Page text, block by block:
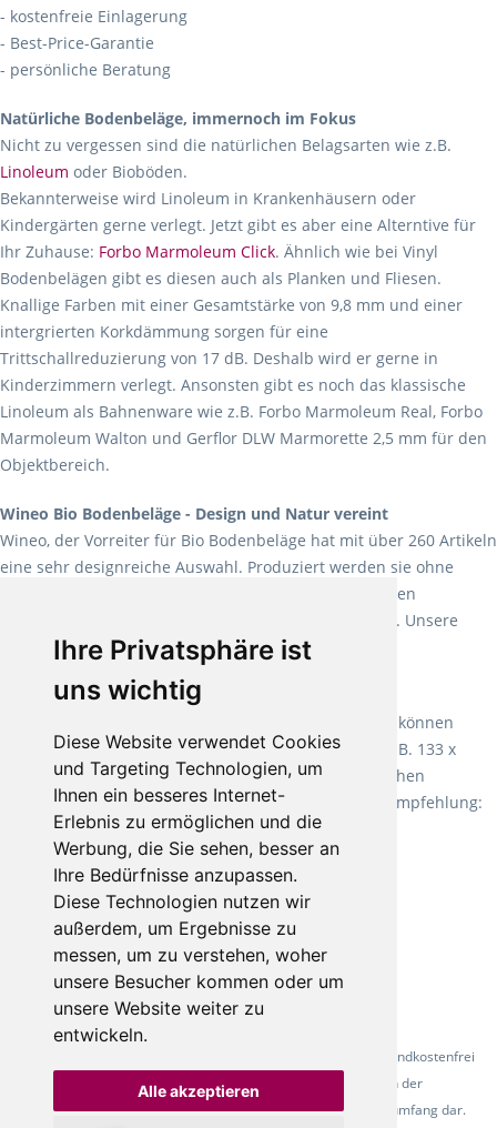
Ihre Privatsphäre ist
uns wichtig
Diese Website verwendet Cookies
und Targeting Technologien, um
Ihnen ein besseres Internet-
Erlebnis zu ermöglichen und die
Werbung, die Sie sehen, besser an
Ihre Bedürfnisse anzupassen.
Diese Technologien nutzen wir
außerdem, um Ergebnisse zu
messen, um zu verstehen, woher
unsere Besucher kommen oder um
unsere Website weiter zu
entwickeln.
Alle akzeptieren
- kostenfreie Einlagerung
- Best-Price-Garantie
- persönliche Beratung
Natürliche Bodenbeläge, immernoch im Fokus
Nicht zu vergessen sind die natürlichen Belagsarten wie z.B.
Linoleum oder Bioböden.
Bekannterweise wird Linoleum in Krankenhäusern oder
Kindergärten gerne verlegt. Jetzt gibt es aber eine Alterntive für
Ihr Zuhause: Forbo Marmoleum Click. Ähnlich wie bei Vinyl
Bodenbelägen gibt es diesen auch als Planken und Fliesen.
Knallige Farben mit einer Gesamtstärke von 9,8 mm und einer
intergrierten Korkdämmung sorgen für eine
Trittschallreduzierung von 17 dB. Deshalb wird er gerne in
Kinderzimmern verlegt. Ansonsten gibt es noch das klassische
Linoleum als Bahnenware wie z.B. Forbo Marmoleum Real, Forbo
Marmoleum Walton und Gerflor DLW Marmorette 2,5 mm für den
Objektbereich.
Wineo Bio Bodenbeläge - Design und Natur vereint
Wineo, der Vorreiter für Bio Bodenbeläge hat mit über 260 Artikeln
eine sehr designreiche Auswahl. Produziert werden sie ohne
Weichmacher und Lösungsmittel. Mit allen verfügbaren
Verlegearten ist er für jegliche Bauvorhaben attraktiv. Unsere
Empfehlung:Wineo 1000 Multi Layer XXL.
Teppiche für ein angenehmes Laufgefühl
machen es schon lange vor. Sie können
Teppich in Ihrem gewünschten Sondermaß kaufen, z.B. 133 x
60cm. Vor allem in Schlafzimmern aufgrund der weichen
Oberfläche ein sehr beliebter Zusatzboden. Unsere Empfehlung:
Fletco Fluffy und Fletco Hermelin
* Alle Preise inkl. gesetzl. Mehrwertsteuer - Alle Artikel versandkostenfrei
ab 500 Euro in Deutschland! Die Abbildungen dienen der
Produktpräsentation und stellen nicht zwingend den Lieferumfang dar.